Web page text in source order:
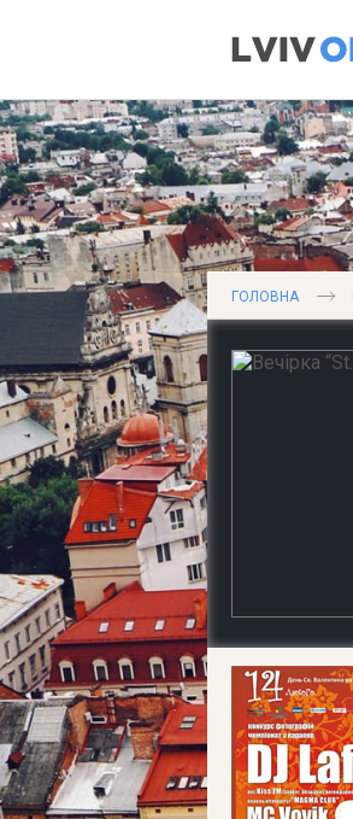
ГОЛОВНА